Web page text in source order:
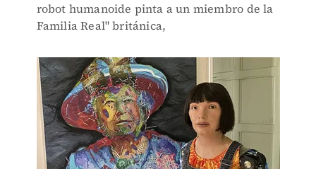
robot humanoide pinta a un miembro de la
Familia Real" británica,